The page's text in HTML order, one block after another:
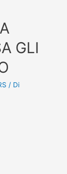
GLI
/ Di